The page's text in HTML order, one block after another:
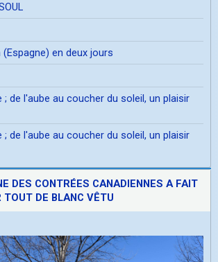
en deux jours
; de l'aube au coucher du soleil, un plaisir
; de l'aube au coucher du soleil, un plaisir
DES CONTRÉES CANADIENNES A FAIT
TOUT DE BLANC VÊTU